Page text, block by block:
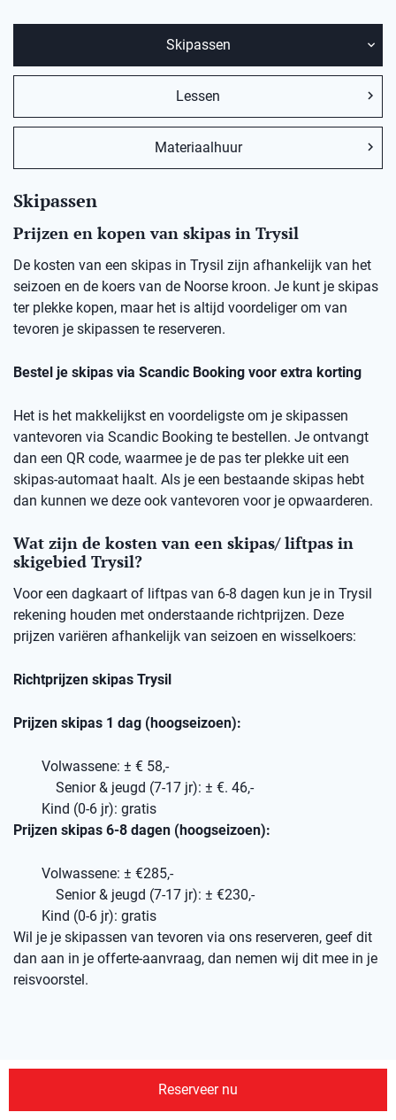
Skipassen
Lessen
Materiaalhuur
Skipassen
Prijzen en kopen van skipas in Trysil
De kosten van een skipas in Trysil zijn afhankelijk van het
seizoen en de koers van de Noorse kroon. Je kunt je skipas
ter plekke kopen, maar het is altijd voordeliger om van
tevoren je skipassen te reserveren.
Bestel je skipas via Scandic Booking voor extra korting
Het is het makkelijkst en voordeligste om je skipassen
vantevoren via Scandic Booking te bestellen. Je ontvangt
dan een QR code, waarmee je de pas ter plekke uit een
skipas-automaat haalt. Als je een bestaande skipas hebt
dan kunnen we deze ook vantevoren voor je opwaarderen.
Wat zijn de kosten van een skipas/ liftpas in
skigebied Trysil?
Voor een dagkaart of liftpas van 6-8 dagen kun je in Trysil
rekening houden met onderstaande richtprijzen. Deze
prijzen variëren afhankelijk van seizoen en wisselkoers:
Richtprijzen skipas Trysil
Prijzen skipas 1 dag (hoogseizoen):
Volwassene: ± € 58,-
Senior & jeugd (7-17 jr): ± €. 46,-
Kind (0-6 jr): gratis
Prijzen skipas 6-8 dagen (hoogseizoen):
Volwassene: ± €285,-
Senior & jeugd (7-17 jr): ± €230,-
Kind (0-6 jr): gratis
Wil je je skipassen van tevoren via ons reserveren, geef dit
dan aan in je offerte-aanvraag, dan nemen wij dit mee in je
reisvoorstel.
Pistekaart Trysil
Zie hieronder de pistekaart voor Trysil
Reserveer nu